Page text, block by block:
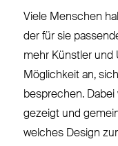
Viele Menschen
der für sie
mehr Künstler und
Möglichkeit an,
besprechen.
gezeigt und
welches Design